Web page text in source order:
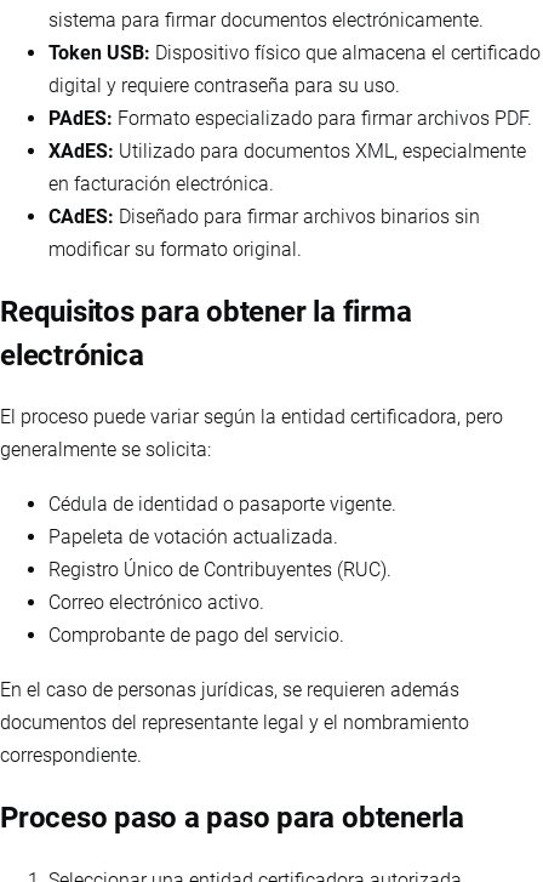
sistema para firmar documentos electrónicamente.
Token USB: Dispositivo físico que almacena el certificado
digital y requiere contraseña para su uso.
PAdES: Formato especializado para firmar archivos PDF.
XAdES: Utilizado para documentos XML, especialmente
en facturación electrónica.
CAdES: Diseñado para firmar archivos binarios sin
modificar su formato original.
Requisitos para obtener la firma
electrónica
El proceso puede variar según la entidad certificadora, pero
generalmente se solicita:
Cédula de identidad o pasaporte vigente.
Papeleta de votación actualizada.
Registro Único de Contribuyentes (RUC).
Correo electrónico activo.
Comprobante de pago del servicio.
En el caso de personas jurídicas, se requieren además
documentos del representante legal y el nombramiento
correspondiente.
Proceso paso a paso para obtenerla